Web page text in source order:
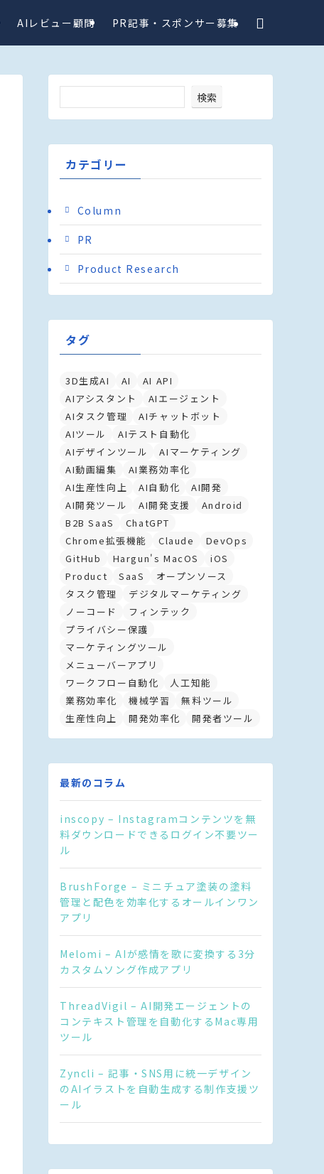
AIレビュー顧問 PR記事・スポンサー募集
検索
カテゴリー
Column
PR
Product Research
タグ
3D生成AI AI
AI API
AIアシスタント
AIエージェント
AIタスク管理
AIチャットボット
AIツール
AIテスト自動化
AIデザインツール
AIマーケティング
AI動画編集
AI業務効率化
AI生産性向上
AI自動化
AI開発
AI開発ツール
AI開発支援
Android
B2B SaaS
ChatGPT
Chrome拡張機能
Claude
DevOps
GitHub
Hargun's MacOS
iOS
Product
SaaS
オープンソース
タスク管理
デジタルマーケティング
ノーコード
フィンテック
プライバシー保護
マーケティングツール
メニューバーアプリ
ワークフロー自動化
人工知能
業務効率化
機械学習
無料ツール
生産性向上
開発効率化 開発者ツール
最新のコラム
inscopy – Instagramコンテンツを無
料ダウンロードできるログイン不要ツー
ル
BrushForge – ミニチュア塗装の塗料
管理と配色を効率化するオールインワン
アプリ
Melomi – AIが感情を歌に変換する3分
カスタムソング作成アプリ
ThreadVigil – AI開発エージェントの
コンテキスト管理を自動化するMac専用
ツール
Zyncli – 記事・SNS用に統一デザイン
のAIイラストを自動生成する制作支援ツ
ール